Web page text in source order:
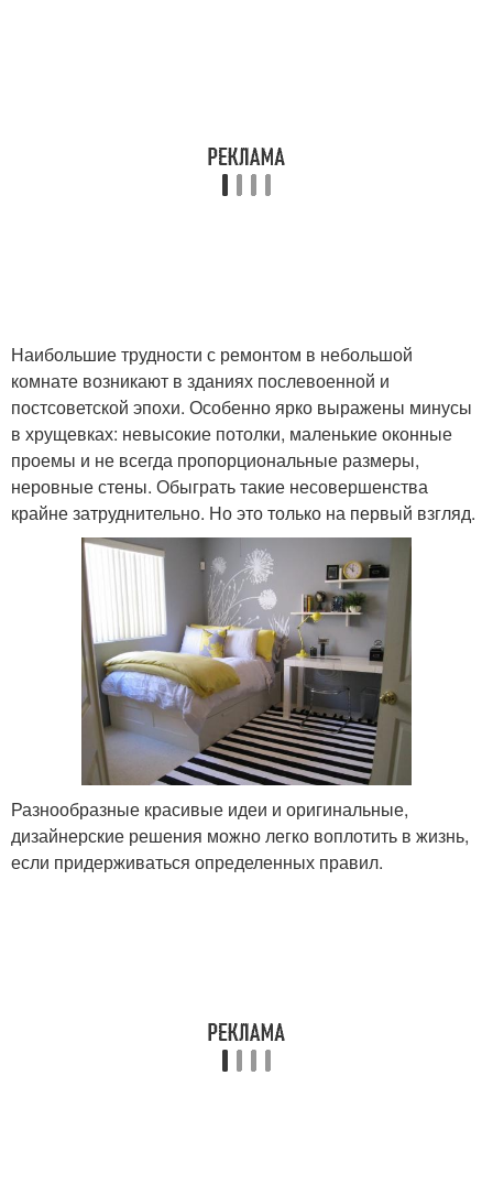
Наибольшие трудности с ремонтом в небольшой
комнате возникают в зданиях послевоенной и
постсоветской эпохи. Особенно ярко выражены минусы
в хрущевках: невысокие потолки, маленькие оконные
проемы и не всегда пропорциональные размеры,
неровные стены. Обыграть такие несовершенства
крайне затруднительно. Но это только на первый взгляд.
Разнообразные красивые идеи и оригинальные,
дизайнерские решения можно легко воплотить в жизнь,
если придерживаться определенных правил.